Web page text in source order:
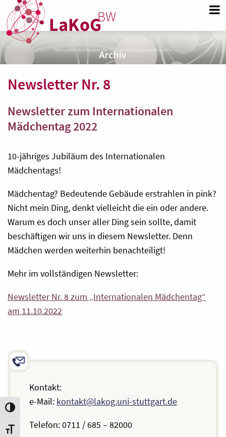
Umschalten auf hohe Kontraste
Schrift vergrößern
Newsletter Nr. 8
Newsletter zum Internationalen
Mädchentag 2022
10-jähriges Jubiläum des Internationalen
Mädchentags!
Mädchentag? Bedeutende Gebäude erstrahlen in pink?
Nicht mein Ding, denkt vielleicht die ein oder andere.
Warum es doch unser aller Ding sein sollte, damit
beschäftigen wir uns in diesem Newsletter. Denn
Mädchen werden weiterhin benachteiligt!
Mehr im vollständigen Newsletter:
Newsletter Nr. 8 zum „Internationalen Mädchentag“
am 11.10.2022
Kontakt:
e-Mail: kontakt@lakog.uni-stuttgart.de
Telefon: 0711 / 685 – 82000